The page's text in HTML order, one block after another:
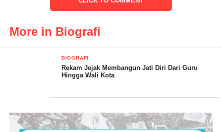
Bojonegara Kabupaten Serang
mengucapkan Puji syukur kehadirat Allah SWT dalam rangka
tasyakuran dan Peluncuran buku biografi ini dalam bedah
bersama mudah mudahan dalam silaturahmi ini kita semua
mendapa Rahmat dari Allah SWT
“Saya atas nama pribadi dan atas nama Pemerintah Kota Serang
yang telah memenuhi atas Undangan kami, mudah mudahan atas
More in Biografi
BIOGRAFI
Rekam Jejak Membangun Jati Diri Dari Guru
Hingga Wali Kota